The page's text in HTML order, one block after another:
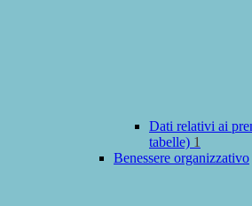
Dati relativi ai
tabelle) 1
Benessere organizzativo